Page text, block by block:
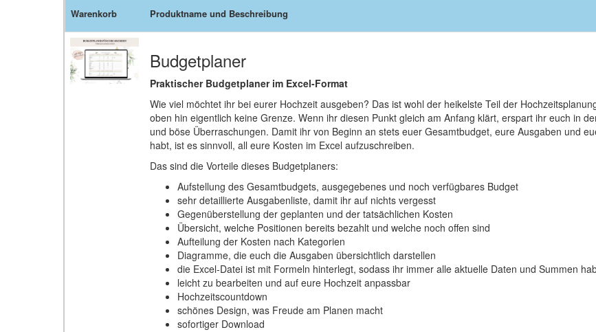
Warenkorb Produktname und Beschreibung
Budgetplaner
Praktischer Budgetplaner im Excel-Format
Wie viel möchtet ihr bei eurer Hochzeit ausgeben? Das ist wohl der heikelste Teil der
oben hin eigentlich keine Grenze. Wenn ihr diesen Punkt gleich am Anfang klärt, erspart ihr euch in
und böse Überraschungen. Damit ihr von Beginn an stets euer Gesamtbudget, eure Ausgaben und
habt, ist es sinnvoll, all eure Kosten im Excel aufzuschreiben.
Das sind die Vorteile dieses Budgetplaners:
Aufstellung des Gesamtbudgets, ausgegebenes und noch verfügbares Budget
sehr detaillierte Ausgabenliste, damit ihr auf nichts vergesst
Gegenüberstellung der geplanten und der tatsächlichen Kosten
Übersicht, welche Positionen bereits bezahlt und welche noch offen sind
Aufteilung der Kosten nach Kategorien
Diagramme, die euch die Ausgaben übersichtlich darstellen
die Excel-Datei ist mit Formeln hinterlegt, sodass ihr immer alle aktuelle Daten und Summen
leicht zu bearbeiten und auf eure Hochzeit anpassbar
Hochzeitscountdown
schönes Design, was Freude am Planen macht
sofortiger Download